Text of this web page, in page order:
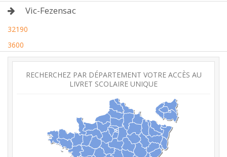
Vic-Fezensac
32190
3600
RECHERCHEZ PAR DÉPARTEMENT VOTRE ACCÈS AU
LIVRET SCOLAIRE UNIQUE